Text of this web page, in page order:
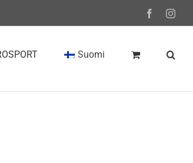
Facebook
Suomi